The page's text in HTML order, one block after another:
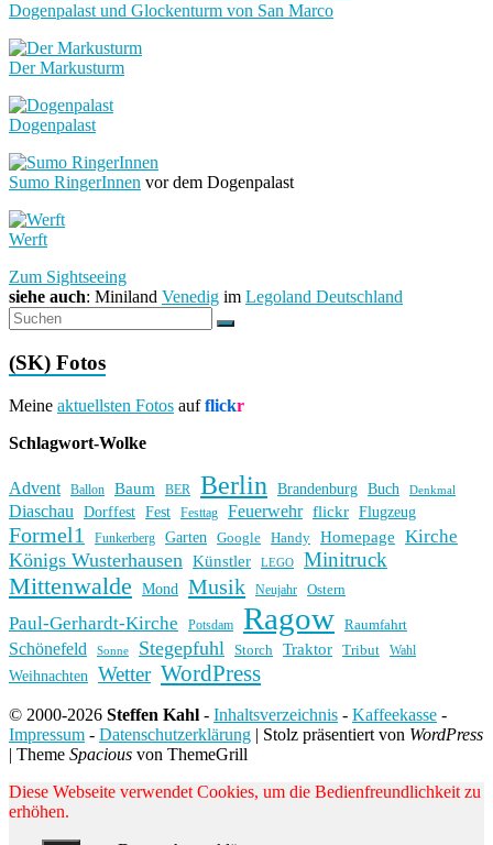
Dogenpalast und Glockenturm von San Marco
Der Markusturm
Dogenpalast
Sumo RingerInnen vor dem Dogenpalast
Werft
Zum Sightseeing
siehe auch: Miniland Venedig im Legoland Deutschland
(SK) Fotos
Meine aktuellsten Fotos aufflickr
Schlagwort-Wolke
Advent Ballon Baum BER Berlin Brandenburg Buch Denkmal
Diaschau Dorffest Fest Festtag Feuerwehr flickr Flugzeug
Formel1 Funkerberg Garten Google Handy Homepage Kirche
Königs Wusterhausen Künstler LEGO Minitruck
Mittenwalde Mond Musik Neujahr Ostern
Paul-Gerhardt-Kirche Potsdam Ragow Raumfahrt
Schönefeld Sonne Stegepfuhl Storch Traktor Tribut Wahl
Weihnachten Wetter WordPress
© 2000-2026 Steffen Kahl - Inhaltsverzeichnis - Kaffeekasse -
Impressum - Datenschutzerklärung | Stolz präsentiert von WordPress
| Theme Spacious von ThemeGrill
Diese Webseite verwendet Cookies, um die Bedienfreundlichkeit zu
erhöhen.